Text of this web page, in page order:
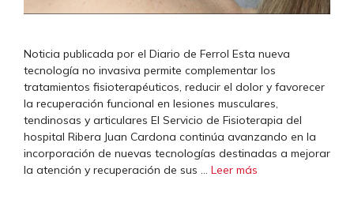
Noticia publicada por el Diario de Ferrol Esta nueva
tecnología no invasiva permite complementar los
tratamientos fisioterapéuticos, reducir el dolor y favorecer
la recuperación funcional en lesiones musculares,
tendinosas y articulares El Servicio de Fisioterapia del
hospital Ribera Juan Cardona continúa avanzando en la
incorporación de nuevas tecnologías destinadas a mejorar
la atención y recuperación de sus … Leer más